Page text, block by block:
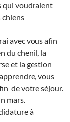
qui voudraient
chiens
avec vous afin
du chenil, la
et la gestion
vous
de votre séjour.
mars.
à